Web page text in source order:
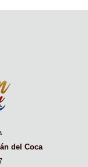
del Coca